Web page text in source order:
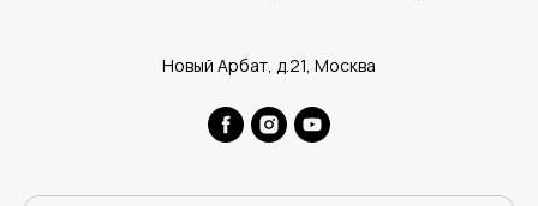
Новый Арбат, д.21, Москва